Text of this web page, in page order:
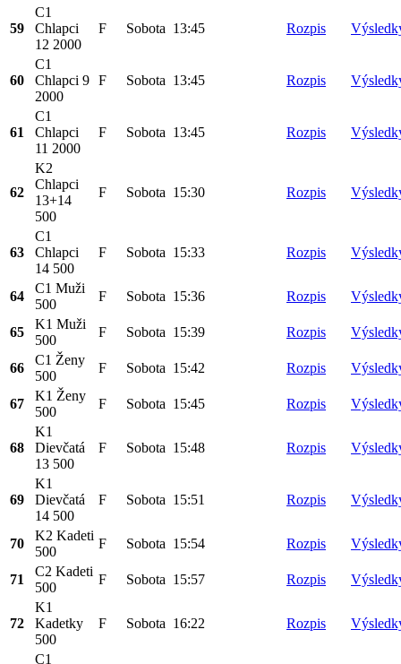
59
C1
Chlapci
12 2000
F Sobota 13:45 Rozpis
60
C1
Chlapci 9
2000
F Sobota 13:45 Rozpis
61
C1
Chlapci
11 2000
F Sobota 13:45 Rozpis
62
K2
Chlapci
13+14
500
F Sobota 15:30 Rozpis
63
C1
Chlapci
14 500
F Sobota 15:33 Rozpis
64
C1 Muži
500
F Sobota 15:36 Rozpis
65
K1 Muži
500
F Sobota 15:39 Rozpis
66
C1 Ženy
500
F Sobota 15:42 Rozpis
67
K1 Ženy
500
F Sobota 15:45 Rozpis
68
K1
Dievčatá
13 500
F Sobota 15:48 Rozpis
69
K1
Dievčatá
14 500
F Sobota 15:51 Rozpis
70
K2 Kadeti
500
F Sobota 15:54 Rozpis
71
C2 Kadeti
500
F Sobota 15:57 Rozpis
72
K1
Kadetky
500
F Sobota 16:22 Rozpis
C1